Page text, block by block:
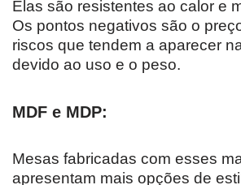
Elas são resistentes ao calor e
Os pontos negativos são o
riscos que tendem a aparecer
devido ao uso e o peso.
MDF e MDP:
Mesas fabricadas com esses
apresentam mais opções de